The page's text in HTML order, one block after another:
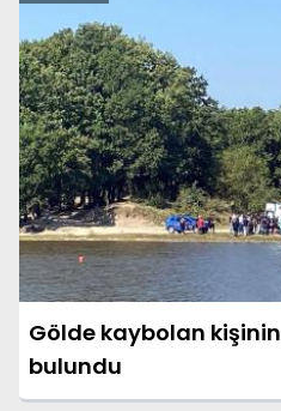
Gölde kaybolan
bulundu